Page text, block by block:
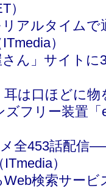
）
リアルタイム
）
さん」サイト
耳は口ほどに
フリー装置「
メ全453話配信
）
検索サービ